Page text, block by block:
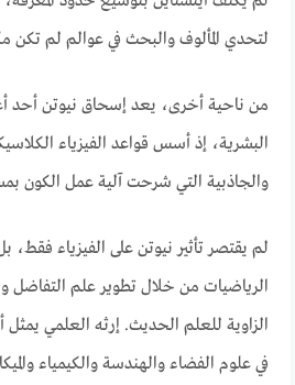
لتحدي المألوف والبحث في عوالم لم تكن
من ناحية أخرى، يعد إسحاق نيوتن أحد
البشرية، إذ أسس قواعد الفيزياء
والجاذبية التي شرحت آلية عمل الكون
لم يقتصر تأثير نيوتن على الفيزياء فقط،
الرياضيات من خلال تطوير علم التفاضل
الزاوية للعلم الحديث. إرثه العلمي
في علوم الفضاء والهندسة والكيمياء